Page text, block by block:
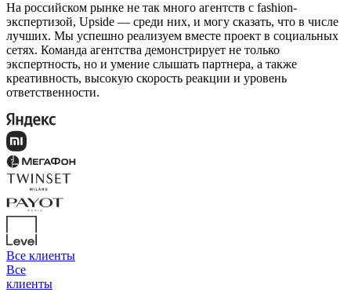
На российском рынке не так много агентств с fashion-
экспертизой, Upside — среди них, и могу сказать, что в числе
лучших. Мы успешно реализуем вместе проект в социальных
сетях. Команда агентства демонстрирует не только
экспертность, но и умение слышать партнера, а также
креативность, высокую скорость реакции и уровень
ответственности.
Все клиенты
Все
клиенты